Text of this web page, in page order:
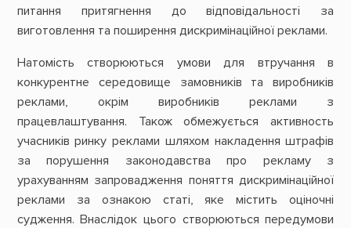
питання притягнення до відповідальності за
виготовлення та поширення дискримінаційної реклами.
Натомість створюються умови для втручання в
конкурентне середовище замовників та виробників
реклами, окрім виробників реклами з
працевлаштування. Також обмежується активность
учасників ринку реклами шляхом накладення штрафів
за порушення законодавства про рекламу з
урахуванням запровадження поняття дискримінаційної
реклами за ознакою статі, яке містить оціночні
судження. Внаслідок цього створюються передумови